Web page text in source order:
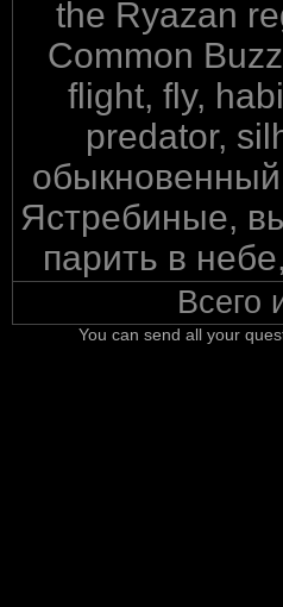
the Ryazan
Common
flight, fly,
predator,
Ястребиные,
парить в
Всего
You can send all your